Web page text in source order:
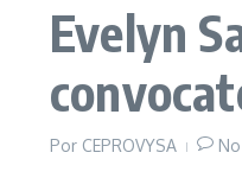
Evelyn
Por CEPROVYSA